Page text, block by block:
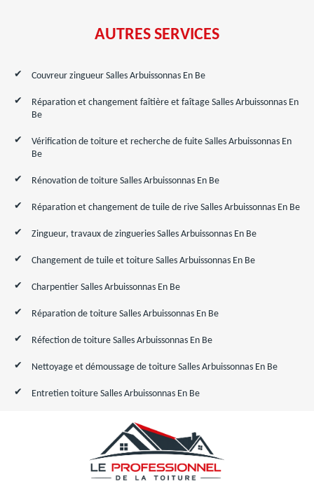
AUTRES SERVICES
Couvreur zingueur Salles Arbuissonnas En Be
Réparation et changement faîtière et faîtage Salles Arbuissonnas En
Be
Vérification de toiture et recherche de fuite Salles Arbuissonnas En
Be
Rénovation de toiture Salles Arbuissonnas En Be
Réparation et changement de tuile de rive Salles Arbuissonnas En Be
Zingueur, travaux de zingueries Salles Arbuissonnas En Be
Changement de tuile et toiture Salles Arbuissonnas En Be
Charpentier Salles Arbuissonnas En Be
Réparation de toiture Salles Arbuissonnas En Be
Réfection de toiture Salles Arbuissonnas En Be
Nettoyage et démoussage de toiture Salles Arbuissonnas En Be
Entretien toiture Salles Arbuissonnas En Be